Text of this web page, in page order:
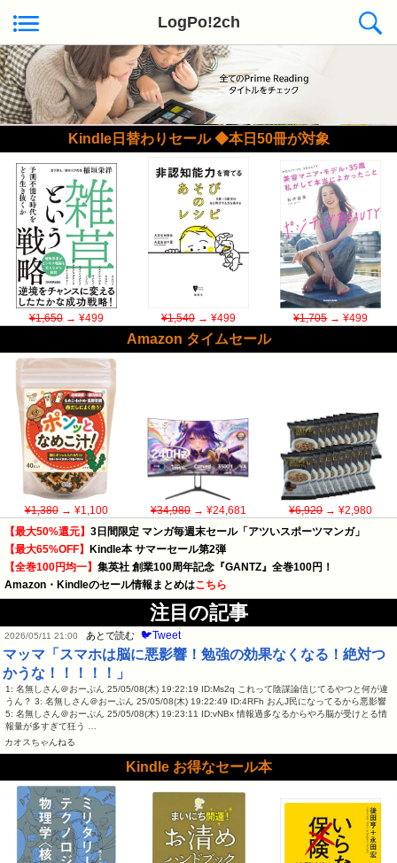
LogPo!2ch
Kindle日替わりセール ◆本日50冊が対象
¥1,650→ ¥499 ¥1,540→ ¥499 ¥1,705→ ¥499
Amazon タイムセール
¥1,380→ ¥1,100 ¥34,980→ ¥24,681 ¥6,920→ ¥2,980
【最大50%還元】 3日間限定 マンガ毎週末セール「アツいスポーツマンガ」
【最大65%OFF】
Kindle本 サマーセール第2弾
【全巻100円均一】 集英社 創業100周年記念『GANTZ』全巻100円！
Amazon・Kindleのセール情報まとめはこちら
注目の記事
2026/05/11 21:00 あとで読む 🐦Tweet
マッマ「スマホは脳に悪影響！勉強の効果なくなる！絶対つ
かうな！！！！！」
1: 名無しさん＠おーぷん 25/05/08(木) 19:22:19 ID:Ms2q これって陰謀論信じてるやつと何が違
うん？ 3: 名無しさん＠おーぷん 25/05/08(木) 19:22:49 ID:4RFh おんJ民になってるから悪影響
5: 名無しさん＠おーぷん 25/05/08(木) 19:23:11 ID:vNBx 情報過多なるからやろ脳が受けとる情
報量が多すぎて狂う …
カオスちゃんねる
Kindle お得なセール本